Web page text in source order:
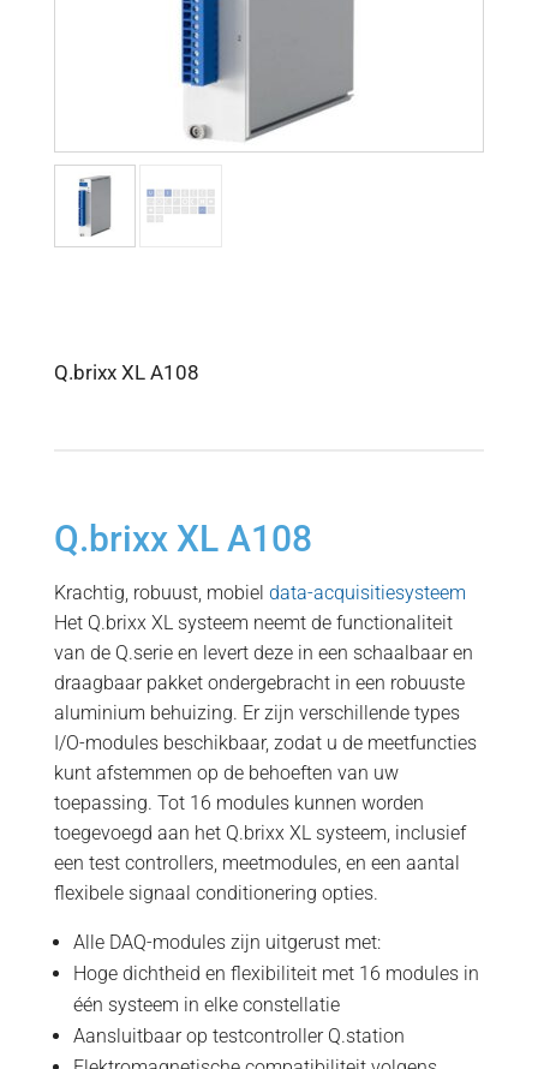
Q.brixx XL A108
Q.brixx XL A108
Krachtig, robuust, mobiel data-acquisitiesysteem
Het Q.brixx XL systeem neemt de functionaliteit
van de Q.serie en levert deze in een schaalbaar en
draagbaar pakket ondergebracht in een robuuste
aluminium behuizing. Er zijn verschillende types
I/O-modules beschikbaar, zodat u de meetfuncties
kunt afstemmen op de behoeften van uw
toepassing. Tot 16 modules kunnen worden
toegevoegd aan het Q.brixx XL systeem, inclusief
een test controllers, meetmodules, en een aantal
flexibele signaal conditionering opties.
Alle DAQ-modules zijn uitgerust met:
Hoge dichtheid en flexibiliteit met 16 modules in
één systeem in elke constellatie
Aansluitbaar op testcontroller Q.station